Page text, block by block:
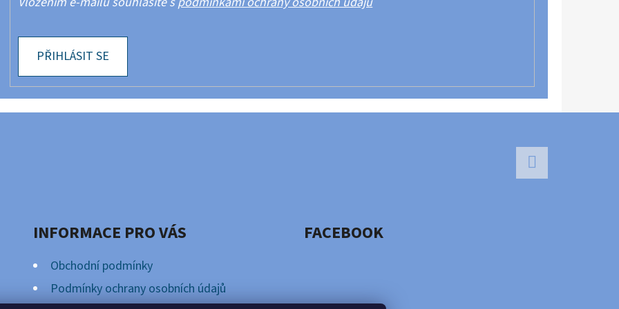
PŘIHLÁSIT SE
INFORMACE PRO VÁS
Obchodní podmínky
Podmínky ochrany osobních údajů
FACEBOOK